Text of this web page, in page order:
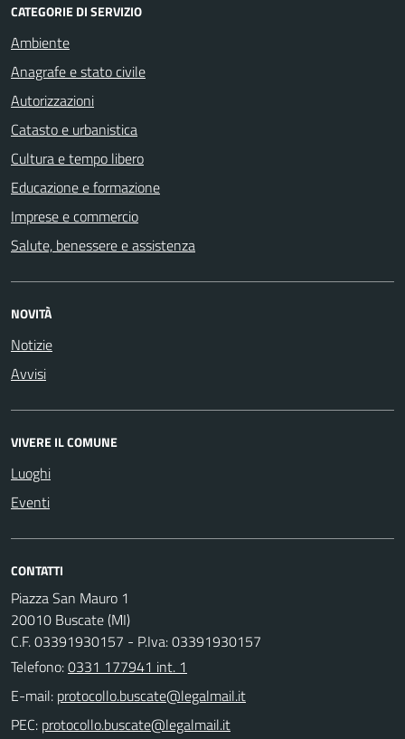
CATEGORIE DI SERVIZIO
Ambiente
Anagrafe e stato civile
Autorizzazioni
Catasto e urbanistica
Cultura e tempo libero
Educazione e formazione
Imprese e commercio
Salute, benessere e assistenza
NOVITÀ
Notizie
Avvisi
VIVERE IL COMUNE
Luoghi
Eventi
CONTATTI
Piazza San Mauro 1
20010 Buscate (MI)
C.F. 03391930157 - P.Iva: 03391930157
Telefono:0331 177941 int. 1
E-mail:
PEC: